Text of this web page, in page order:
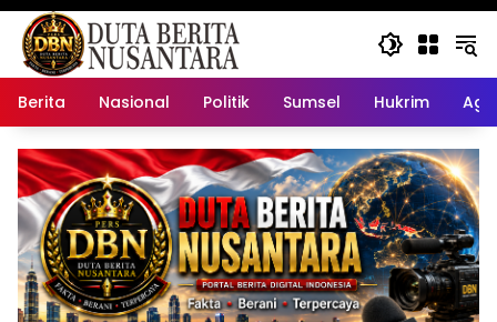
Berita Nasional Politik Sumsel Hukrim